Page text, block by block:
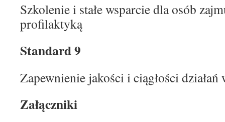
Szkolenie i stałe wsparcie dla osób
profilaktyką
Standard 9
Zapewnienie jakości i ciągłości
Załączniki